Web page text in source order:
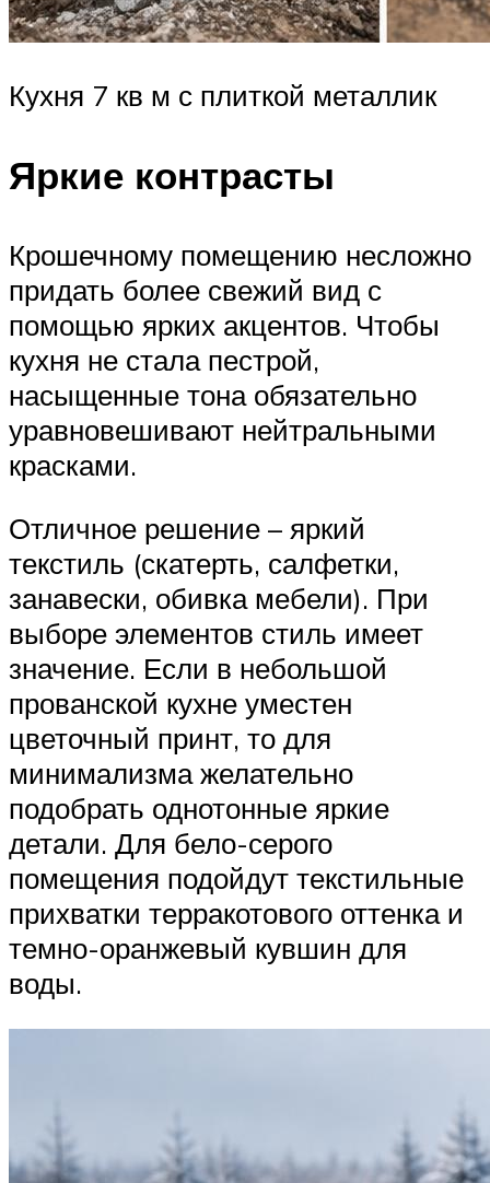
Кухня 7 кв м с плиткой металлик
Яркие контрасты
Крошечному помещению несложно
придать более свежий вид с
помощью ярких акцентов. Чтобы
кухня не стала пестрой,
насыщенные тона обязательно
уравновешивают нейтральными
красками.
Отличное решение – яркий
текстиль (скатерть, салфетки,
занавески, обивка мебели). При
выборе элементов стиль имеет
значение. Если в небольшой
прованской кухне уместен
цветочный принт, то для
минимализма желательно
подобрать однотонные яркие
детали. Для бело-серого
помещения подойдут текстильные
прихватки терракотового оттенка и
темно-оранжевый кувшин для
воды.